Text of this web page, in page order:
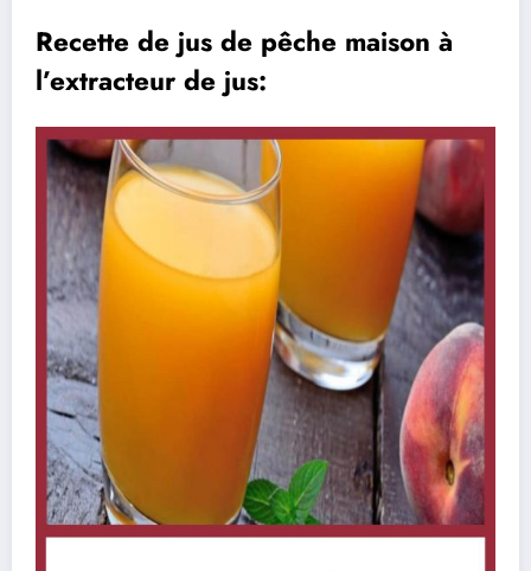
Recette de jus de pêche maison à
l’extracteur de jus: